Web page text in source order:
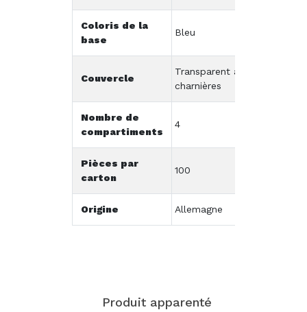
Coloris de la
base
Bleu
Couvercle
Transparent à
charnières
Nombre de
compartiments
4
Pièces par
carton
100
Origine Allemagne
Produit apparenté